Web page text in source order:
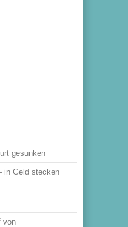
gesunken
in Geld stecken
von